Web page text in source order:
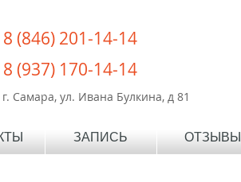
8 (846) 201-14-14
8 (937) 170-14-14
г. Самара, ул. Ивана Булкина, д 81
ЗАПИСЬ ОТЗЫВЫ